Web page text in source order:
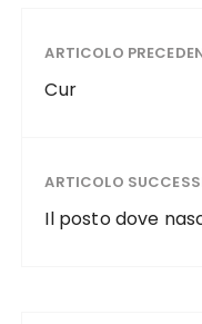
ARTICOLO
Cur
ARTICOLO
Il posto dove